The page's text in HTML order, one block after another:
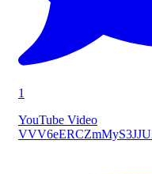
1
YouTube Video